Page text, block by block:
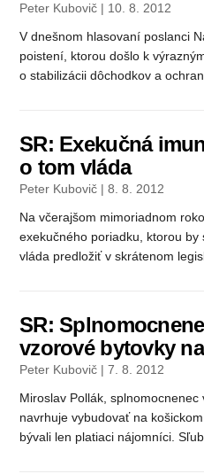
Peter Kubovič | 10. 8. 2012
V dnešnom hlasovaní poslanci
poistení, ktorou došlo k
o stabilizácii dôchodkov a
SR: Exekučná
o tom vláda
Peter Kubovič | 8. 8. 2012
Na včerajšom mimoriadnom
exekučného poriadku, ktorou
vláda predložiť v skrátenom
SR:
vzorové bytovky
Peter Kubovič | 7. 8. 2012
Miroslav Pollák,
navrhuje vybudovať na
bývali len platiaci nájomníci.